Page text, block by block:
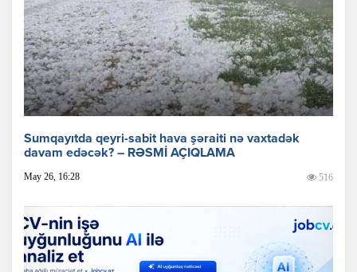
Sumqayıtda qeyri-sabit hava şəraiti nə vaxtadək
davam edəcək? – RƏSMİ AÇIQLAMA
May 26, 16:28 516